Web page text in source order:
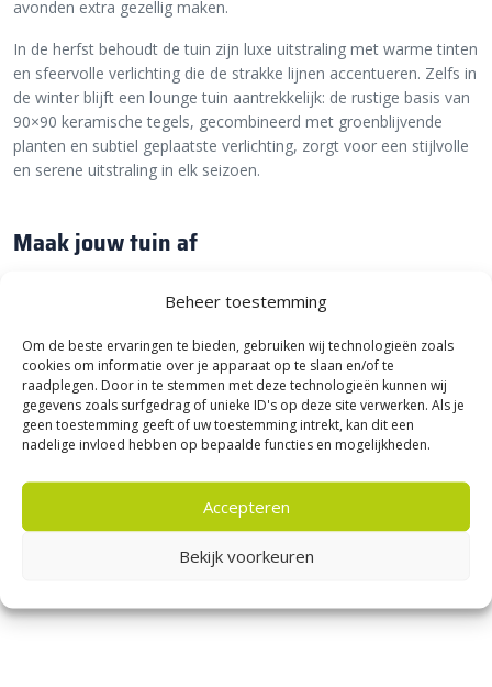
Beheer toestemming
Om de beste ervaringen te bieden, gebruiken wij technologieën zoals
cookies om informatie over je apparaat op te slaan en/of te
raadplegen. Door in te stemmen met deze technologieën kunnen wij
gegevens zoals surfgedrag of unieke ID's op deze site verwerken. Als je
geen toestemming geeft of uw toestemming intrekt, kan dit een
nadelige invloed hebben op bepaalde functies en mogelijkheden.
Accepteren
Bekijk voorkeuren
avonden extra gezellig maken.
In de herfst behoudt de tuin zijn luxe uitstraling met warme tinten
en sfeervolle verlichting die de strakke lijnen accentueren. Zelfs in
de winter blijft een lounge tuin aantrekkelijk: de rustige basis van
90×90 keramische tegels, gecombineerd met groenblijvende
planten en subtiel geplaatste verlichting, zorgt voor een stijlvolle
en serene uitstraling in elk seizoen.
Maak jouw tuin af
compleet. Combineer grote keramische tegels van 90×90 cm met
creëren. Voeg subtiele verlichting toe langs paden, borders of het
terras. Geniet niet alleen tijdens lange zomeravonden, maar ook
in de winter van een sfeervolle tuin.
Bij Sierbestratingsmarkt vind je alles wat je nodig hebt voor een
nog met het plannen van jouw tuin en ontdek hoe je dit met de
materialen van Sierbestratingsmarkt vorm geeft. Kom langs in
onzeshowpresentatieen laat je inspireren!